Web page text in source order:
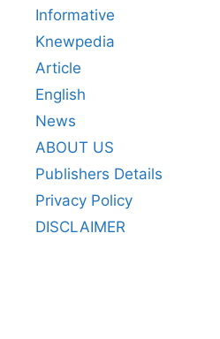
Informative
Knewpedia
Article
English
News
ABOUT US
Publishers Details
Privacy Policy
DISCLAIMER